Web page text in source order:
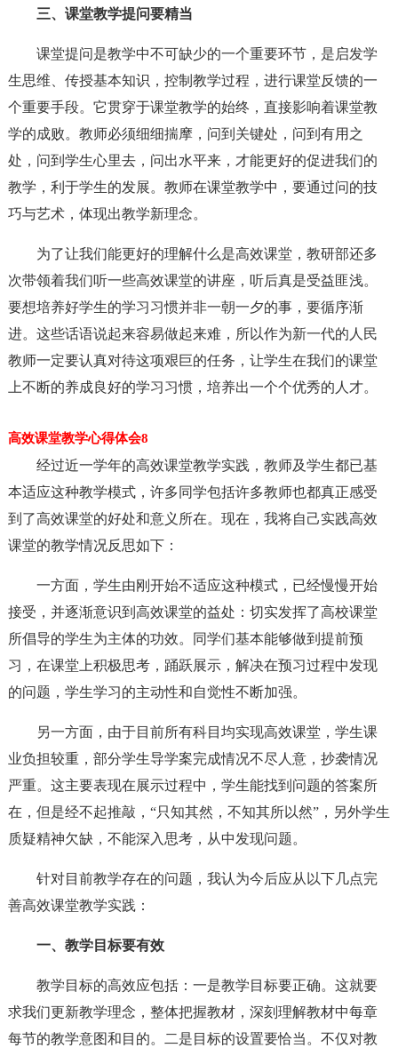
三、课堂教学提问要精当
课堂提问是教学中不可缺少的一个重要环节，是启发学
生思维、传授基本知识，控制教学过程，进行课堂反馈的一
个重要手段。它贯穿于课堂教学的始终，直接影响着课堂教
学的成败。教师必须细细揣摩，问到关键处，问到有用之
处，问到学生心里去，问出水平来，才能更好的促进我们的
教学，利于学生的发展。教师在课堂教学中，要通过问的技
巧与艺术，体现出教学新理念。
为了让我们能更好的理解什么是高效课堂，教研部还多
次带领着我们听一些高效课堂的讲座，听后真是受益匪浅。
要想培养好学生的学习习惯并非一朝一夕的事，要循序渐
进。这些话语说起来容易做起来难，所以作为新一代的人民
教师一定要认真对待这项艰巨的任务，让学生在我们的课堂
上不断的养成良好的学习习惯，培养出一个个优秀的人才。
高效课堂教学心得体会8
经过近一学年的高效课堂教学实践，教师及学生都已基
本适应这种教学模式，许多同学包括许多教师也都真正感受
到了高效课堂的好处和意义所在。现在，我将自己实践高效
课堂的教学情况反思如下：
一方面，学生由刚开始不适应这种模式，已经慢慢开始
接受，并逐渐意识到高效课堂的益处：切实发挥了高校课堂
所倡导的学生为主体的功效。同学们基本能够做到提前预
习，在课堂上积极思考，踊跃展示，解决在预习过程中发现
的问题，学生学习的主动性和自觉性不断加强。
另一方面，由于目前所有科目均实现高效课堂，学生课
业负担较重，部分学生导学案完成情况不尽人意，抄袭情况
严重。这主要表现在展示过程中，学生能找到问题的答案所
在，但是经不起推敲，“只知其然，不知其所以然”，另外学生
质疑精神欠缺，不能深入思考，从中发现问题。
针对目前教学存在的问题，我认为今后应从以下几点完
善高效课堂教学实践：
一、教学目标要有效
教学目标的高效应包括：一是教学目标要正确。这就要
求我们更新教学理念，整体把握教材，深刻理解教材中每章
每节的教学意图和目的。二是目标的设置要恰当。不仅对教